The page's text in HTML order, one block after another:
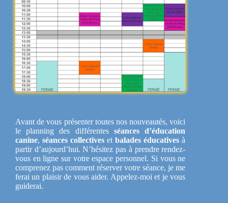
Avant de vous présenter toutes nos nouveautés, voici
le planning des différentes séances d’éducation
canine,séances collectives etbalades éducatives à
partir d’aujourd’hui. N’hésitez pas à prendre rendez-
vous en ligne sur votre espace personnel. Si vous ne
comprenez pas comment réserver votre séance, je me
ferai un plaisir de vous aider. Appelez-moi et je vous
guiderai.